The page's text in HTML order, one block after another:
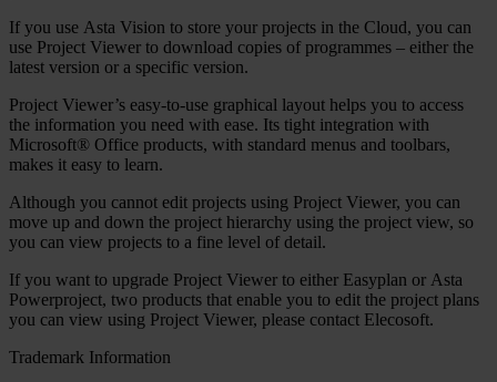
If you use Asta Vision to store your projects in the Cloud, you can
use Project Viewer to download copies of programmes – either the
latest version or a specific version.
Project Viewer’s easy-to-use graphical layout helps you to access
the information you need with ease. Its tight integration with
Microsoft® Office products, with standard menus and toolbars,
makes it easy to learn.
Although you cannot edit projects using Project Viewer, you can
move up and down the project hierarchy using the project view, so
you can view projects to a fine level of detail.
If you want to upgrade Project Viewer to either Easyplan or Asta
Powerproject, two products that enable you to edit the project plans
you can view using Project Viewer, please contact Elecosoft.
Trademark Information